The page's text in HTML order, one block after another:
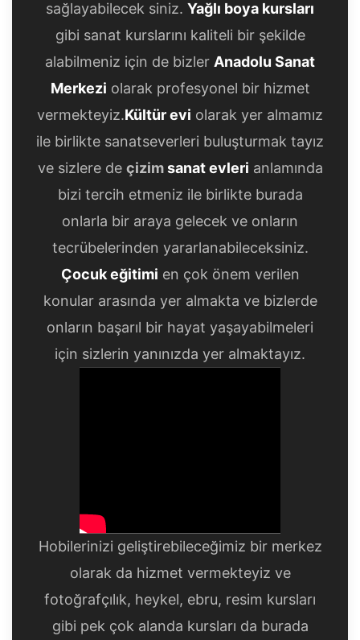
sağlayabilecek siniz. Yağlı boya kursları
gibi sanat kurslarını kaliteli bir şekilde
alabilmeniz için de bizler Anadolu Sanat
Merkezi olarak profesyonel bir hizmet
vermekteyiz.Kültür evi olarak yer almamız
ile birlikte sanatseverleri buluşturmak tayız
ve sizlere de çizimsanat evleri anlamında
bizi tercih etmeniz ile birlikte burada
onlarla bir araya gelecek ve onların
tecrübelerinden yararlanabileceksiniz.
Çocuk eğitimi en çok önem verilen
konular arasında yer almakta ve bizlerde
onların başarıl bir hayat yaşayabilmeleri
için sizlerin yanınızda yer almaktayız.
Hobilerinizi geliştirebileceğimiz bir merkez
olarak da hizmet vermekteyiz ve
fotoğrafçılık, heykel, ebru, resim kursları
gibi pek çok alanda kursları da burada